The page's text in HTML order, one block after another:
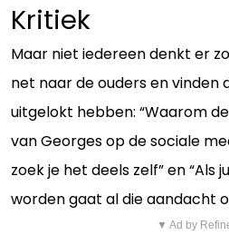
Kritiek
Maar niet iedereen denkt er
net naar de ouders en vinden
uitgelokt hebben: “Waarom
van Georges op de sociale
zoek je het deels zelf” en “Als
worden gaat al die aandacht
▼ Ad by